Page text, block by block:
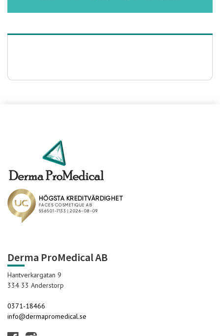
Derma ProMedical AB
Hantverkargatan 9
334 33 Anderstorp
0371-18466
info@dermapromedical.se